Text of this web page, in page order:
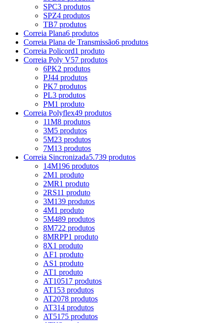
SPC3 produtos
SPZ4 produtos
TB7 produtos
Correia Plana6 produtos
Correia Plana de Transmissão6 produtos
Correia Policord1 produto
Correia Poly V57 produtos
6PK2 produtos
PJ44 produtos
PK7 produtos
PL3 produtos
PM1 produto
Correia Polyflex49 produtos
11M8 produtos
3M5 produtos
5M23 produtos
7M13 produtos
Correia Sincronizada5.739 produtos
14M196 produtos
2M1 produto
2MR1 produto
2RS11 produto
3M139 produtos
4M1 produto
5M489 produtos
8M722 produtos
8MRPP1 produto
8X1 produto
AF1 produto
AS1 produto
AT1 produto
AT10517 produtos
AT153 produtos
AT2078 produtos
AT314 produtos
AT5175 produtos